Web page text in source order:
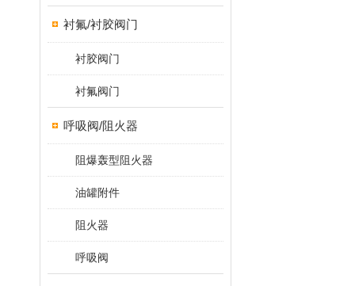
衬氟/衬胶阀门
衬胶阀门
衬氟阀门
呼吸阀/阻火器
阻爆轰型阻火器
油罐附件
阻火器
呼吸阀